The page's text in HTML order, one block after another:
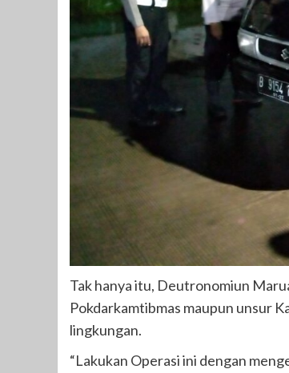
Tak hanya itu, Deutronomiun
Pokdarkamtibmas maupun unsur
lingkungan.
“Lakukan Operasi ini dengan